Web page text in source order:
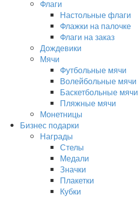
Флаги
Настольные флаги
Флажки на палочке
Флаги на заказ
Дождевики
Мячи
Футбольные мячи
Волейбольные мячи
Баскетбольные мячи
Пляжные мячи
Монетницы
Бизнес подарки
Награды
Стелы
Медали
Значки
Плакетки
Кубки